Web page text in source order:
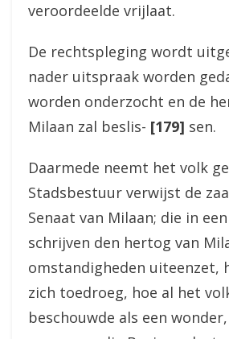
veroordeelde vrijlaat.
De rechtspleging wordt
nader uitspraak worden
worden onderzocht en de
Milaan zal beslis- [179] sen.
Daarmede neemt het volk
Stadsbestuur verwijst de
Senaat van Milaan; die in
schrijven den hertog van
omstandigheden uiteenzet,
zich toedroeg, hoe al het
beschouwde als een